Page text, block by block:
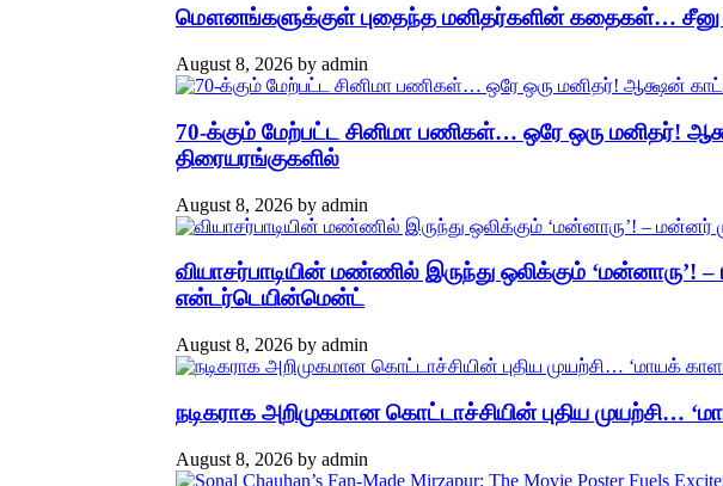
மௌனங்களுக்குள் புதைந்த மனிதர்களின் கதைகள்… சீனு
August 8, 2026 by admin
70-க்கும் மேற்பட்ட சினிமா பணிகள்… ஒரே ஒரு மனிதர்!
திரையரங்குகளில்
August 8, 2026 by admin
வியாசர்பாடியின் மண்ணில் இருந்து ஒலிக்கும்
என்டர்டெயின்மென்ட்
August 8, 2026 by admin
நடிகராக அறிமுகமான கொட்டாச்சியின் புதிய முயற்சி…
August 8, 2026 by admin